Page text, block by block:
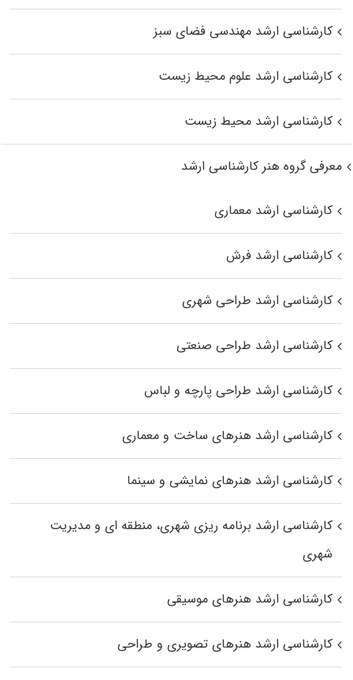
کارشناسی ارشد مهندسی فضای سبز
کارشناسی ارشد علوم محیط‌ زیست
کارشناسی ارشد محیط زیست
معرفی گروه هنر کارشناسی ارشد
کارشناسی ارشد معماری
کارشناسی ارشد فرش
کارشناسی ارشد طراحی شهری
کارشناسی ارشد طراحی صنعتی
کارشناسی ارشد طراحی پارچه و لباس
کارشناسی ارشد هنرهای ساخت و معماری
کارشناسی ارشد هنرهای نمایشی و سینما
کارشناسی ارشد برنامه ریزی شهری، منطقه‌ ای و مدیریت
شهری
کارشناسی ارشد هنرهای موسیقی
کارشناسی ارشد هنرهای تصویری و طراحی